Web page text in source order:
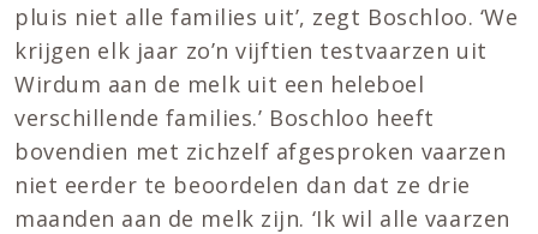
pluis niet alle families uit’, zegt Boschloo. ‘We
krijgen elk jaar zo’n vijftien testvaarzen uit
Wirdum aan de melk uit een heleboel
verschillende families.’ Boschloo heeft
bovendien met zichzelf afgesproken vaarzen
niet eerder te beoordelen dan dat ze drie
maanden aan de melk zijn. ‘Ik wil alle vaarzen